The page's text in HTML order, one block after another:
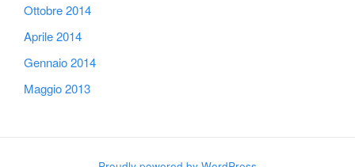
Ottobre 2014
Aprile 2014
Gennaio 2014
Maggio 2013